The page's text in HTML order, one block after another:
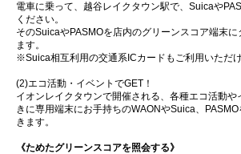
電車に乗って、越谷レイクタウン駅で、Suicaや
ください。
そのSuicaやPASMOを店内のグリーンスコア端末に
ます。
※Suica相互利用の交通系ICカードもご利用いただけ
(2)エコ活動・イベントでGET ！
イオンレイクタウンで開催される、各種エコ活動や
きに専用端末にお手持ちのWAONやSuica、PASMO
きます。
《ためたグリーンスコアを照会する》